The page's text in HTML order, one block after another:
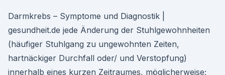
Darmkrebs – Symptome und Diagnostik |
gesundheit.de jede Änderung der Stuhlgewohnheiten
(häufiger Stuhlgang zu ungewohnten Zeiten,
hartnäckiger Durchfall oder/ und Verstopfung)
innerhalb eines kurzen Zeitraumes, möglicherweise;